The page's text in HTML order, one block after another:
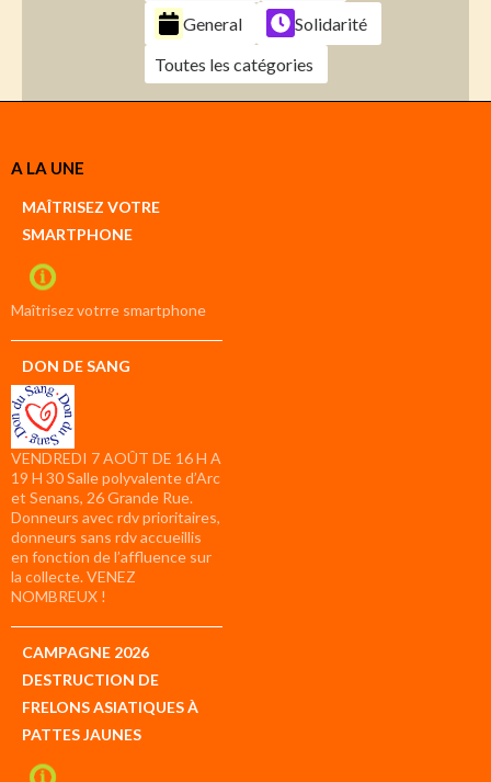
General
Solidarité
Toutes les catégories
Créer
compte
compte
A LA UNE
MAÎTRISEZ VOTRE
SMARTPHONE
Maîtrisez votrre smartphone
DON DE SANG
VENDREDI 7 AOÛT DE 16 H A
19 H 30 Salle polyvalente d’Arc
et Senans, 26 Grande Rue.
Donneurs avec rdv prioritaires,
donneurs sans rdv accueillis
en fonction de l’affluence sur
la collecte. VENEZ
NOMBREUX !
CAMPAGNE 2026
DESTRUCTION DE
FRELONS ASIATIQUES À
PATTES JAUNES